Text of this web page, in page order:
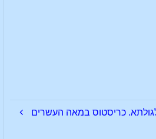
כריסטוס במאה העשרים